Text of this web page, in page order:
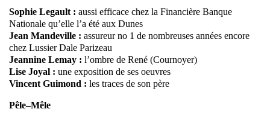
Sophie Legault : aussi efficace chez la Financière Banque
Nationale qu’elle l’a été aux Dunes
Jean Mandeville : assureur no 1 de nombreuses années encore
chez Lussier Dale Parizeau
Jeannine Lemay : l’ombre de René (Cournoyer)
Lise Joyal : une exposition de ses oeuvres
Vincent Guimond : les traces de son père
Pêle–Mêle